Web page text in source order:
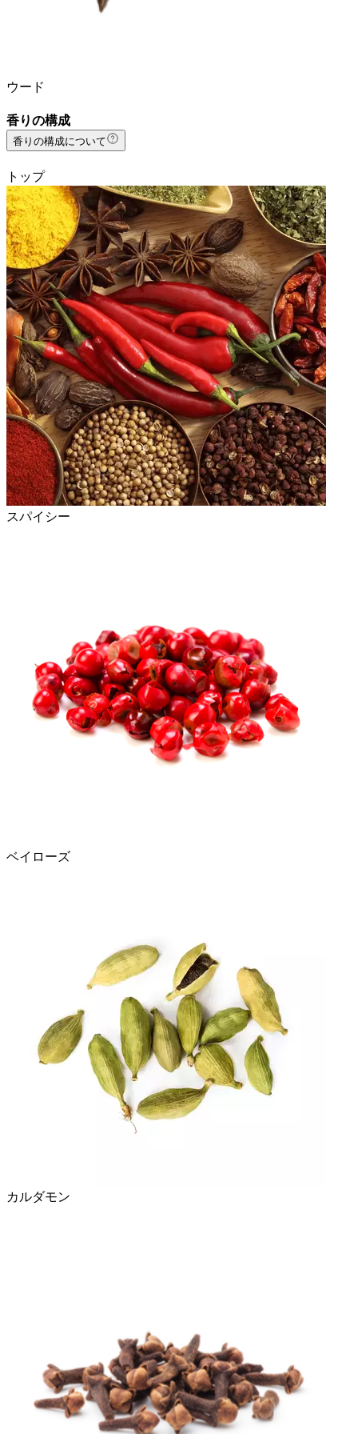
ウード
香りの構成
香りの構成について
トップ
スパイシー
ベイローズ
カルダモン